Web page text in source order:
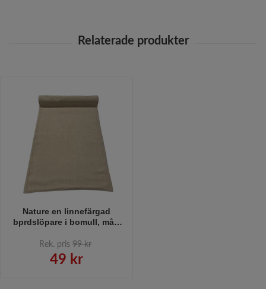
Nature en linnefärgad
bprdslöpare i bomull, mått
Rek. pris 99 kr
49 kr